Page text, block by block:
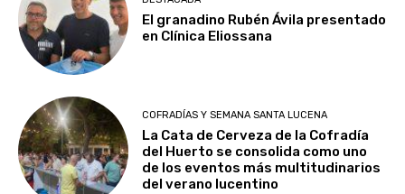
El granadino Rubén Ávila presentado
en Clínica Eliossana
COFRADÍAS Y SEMANA SANTA LUCENA
La Cata de Cerveza de la Cofradía
del Huerto se consolida como uno
de los eventos más multitudinarios
del verano lucentino